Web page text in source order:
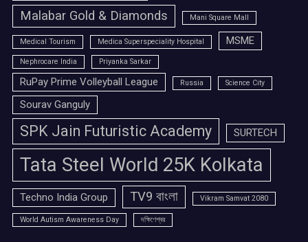
Malabar Gold & Diamonds
Mani Square Mall
Medical Tourism Medica Superspeciality Hospital MSME
Nephrocare India Priyanka Sarkar
RuPay Prime Volleyball League Russia Science City
Sourav Ganguly
SPK Jain Futuristic Academy SURTECH
Tata Steel World 25K Kolkata
Techno India Group TV9 বাংলা Vikram Samvat 2080
World Autism Awareness Day দক্ষিণেশ্বর